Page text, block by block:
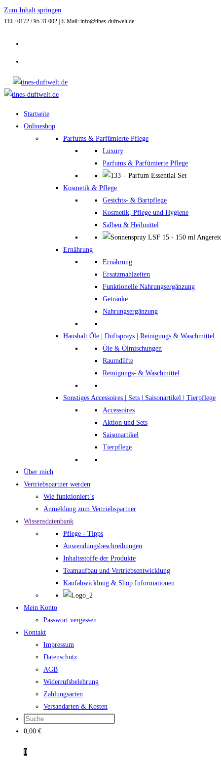
Zum Inhalt springen
TEL: 0172 / 95 31 002 | E-Mail: info@tines-duftwelt.de
Startseite
Onlineshop
Parfums & Parfümierte Pflege
Luxury
Parfums & Parfümierte Pflege
Kosmetik & Pflege
Gesichts- & Bartpflege
Kosmetik, Pflege und Hygiene
Salben & Heilmittel
Ernährung
Ernährung
Ersatzmahlzeiten
Funktionelle Nahrungsergänzung
Getränke
Nahrungsergänzung
Haushalt Öle | Duftsprays | Reinigungs & Waschmittel
Öle & Ölmischungen
Raumdüfte
Reinigungs- & Waschmittel
Sonstiges Accessoires | Sets | Saisonartikel | Tierpflege
Accessoires
Aktion und Sets
Saisonartikel
Tierpflege
Über mich
Vertriebspartner werden
Wie funktioniert´s
Anmeldung zum Vertriebspartner
Wissensdatenbank
Pflege - Tipps
Anwendungsbeschreibungen
Inhaltsstoffe der Produkte
Teamaufbau und Vertriebsentwicklung
Kaufabwicklung & Shop Informationen
Mein Konto
Passwort vergessen
Kontakt
Impressum
Datenschutz
AGB
Widerrufsbelehrung
Zahlungsarten
Versandarten & Kosten
0,00 €
0